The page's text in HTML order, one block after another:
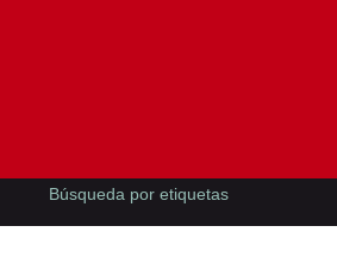
Búsqueda por etiquetas